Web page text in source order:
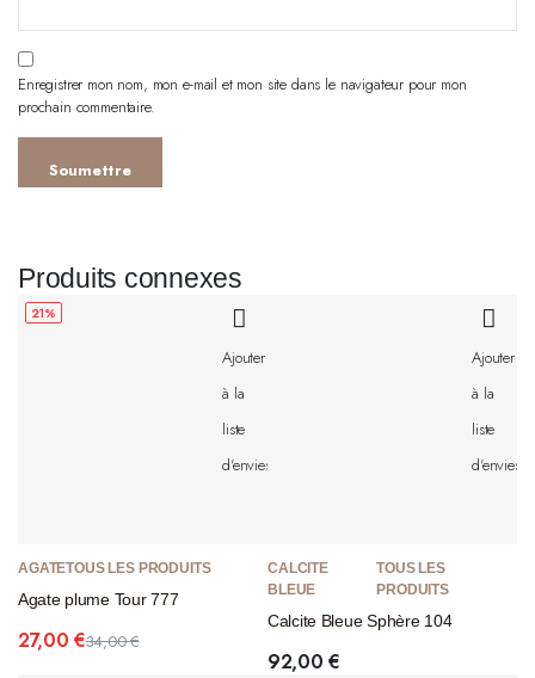
Enregistrer mon nom, mon e-mail et mon site dans le navigateur pour mon
prochain commentaire.
Produits connexes
21%
Ajouter
à la
liste
d'envies
AGATETOUS LES PRODUITS
Agate plume Tour 777
34,00€
27,00€
Ajouter
à la
liste
d'envies
CALCITE
BLEUE
TOUS LES
PRODUITS
Calcite Bleue Sphère 104
92,00€